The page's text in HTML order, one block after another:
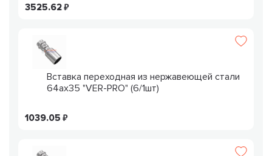
3525.62
Вставка переходная из нержавеющей стали
64ax35 "VER-PRO" (6/1шт)
1039.05